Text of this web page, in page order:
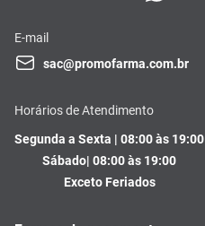
E-mail
sac@promofarma.com.br
Horários de Atendimento
Segunda a Sexta | 08:00 às 19:00
Sábado| 08:00 às 19:00
Exceto Feriados